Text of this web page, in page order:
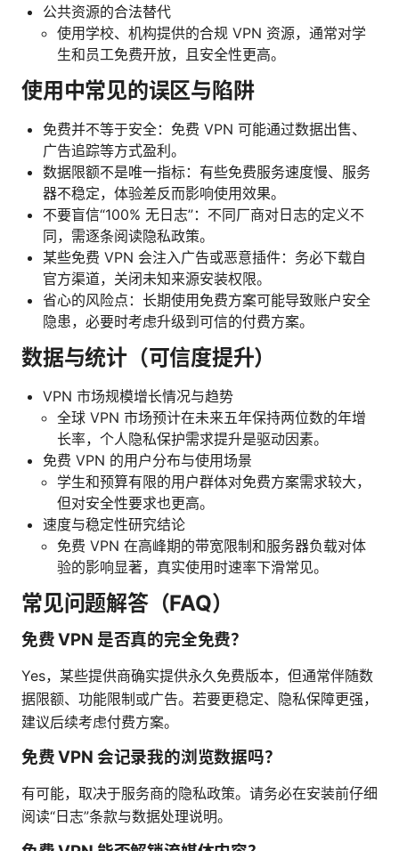
公共资源的合法替代
使用学校、机构提供的合规 VPN 资源，通常对学
生和员工免费开放，且安全性更高。
使用中常见的误区与陷阱
免费并不等于安全：免费 VPN 可能通过数据出售、
广告追踪等方式盈利。
数据限额不是唯一指标：有些免费服务速度慢、服务
器不稳定，体验差反而影响使用效果。
不要盲信“100% 无日志”：不同厂商对日志的定义不
同，需逐条阅读隐私政策。
某些免费 VPN 会注入广告或恶意插件：务必下载自
官方渠道，关闭未知来源安装权限。
省心的风险点：长期使用免费方案可能导致账户安全
隐患，必要时考虑升级到可信的付费方案。
数据与统计（可信度提升）
VPN 市场规模增长情况与趋势
全球 VPN 市场预计在未来五年保持两位数的年增
长率，个人隐私保护需求提升是驱动因素。
免费 VPN 的用户分布与使用场景
学生和预算有限的用户群体对免费方案需求较大，
但对安全性要求也更高。
速度与稳定性研究结论
免费 VPN 在高峰期的带宽限制和服务器负载对体
验的影响显著，真实使用时速率下滑常见。
常见问题解答（FAQ）
免费 VPN 是否真的完全免费？
Yes，某些提供商确实提供永久免费版本，但通常伴随数
据限额、功能限制或广告。若要更稳定、隐私保障更强，
建议后续考虑付费方案。
免费 VPN 会记录我的浏览数据吗？
有可能，取决于服务商的隐私政策。请务必在安装前仔细
阅读“日志”条款与数据处理说明。